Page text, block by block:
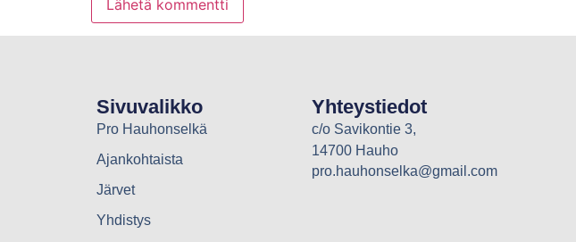
Sivuvalikko
Pro Hauhonselkä
Ajankohtaista
Järvet
Yhdistys
Yhteystiedot
c/o Savikontie 3,
14700 Hauho
pro.hauhonselka@gmail.com